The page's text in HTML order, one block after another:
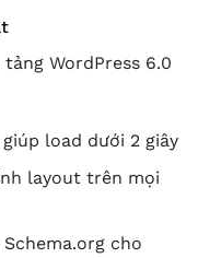
WordPress 6.0
load dưới 2 giây
layout trên mọi
cho